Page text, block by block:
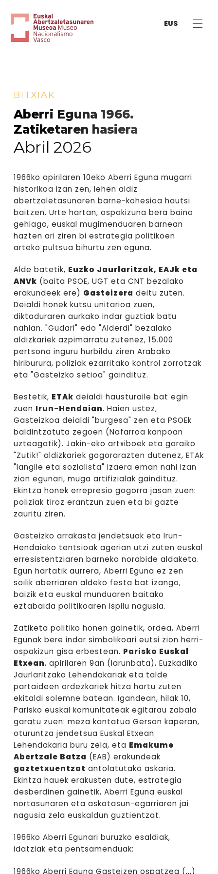
EUS
BITXIAK
Aberri Eguna 1966.
Zatiketaren hasiera
Abril 2026
1966ko apirilaren 10eko Aberri Eguna mugarri
historikoa izan zen, lehen aldiz
abertzaletasunaren barne-kohesioa hautsi
baitzen. Urte hartan, ospakizuna bera baino
gehiago, euskal mugimenduaren barnean
hazten ari ziren bi estrategia politikoen
arteko pultsua bihurtu zen eguna.
Alde batetik, Euzko Jaurlaritzak, EAJk eta
ANVk (baita PSOE, UGT eta CNT bezalako
erakundeek ere) Gasteizera deitu zuten.
Deialdi honek kutsu unitarioa zuen,
diktaduraren aurkako indar guztiak batu
nahian. "Gudari" edo "Alderdi" bezalako
aldizkariek azpimarratu zutenez, 15.000
pertsona inguru hurbildu ziren Arabako
hiriburura, poliziak ezarritako kontrol zorrotzak
eta "Gasteizko setioa" gaindituz.
Bestetik, ETAk deialdi hausturaile bat egin
zuen Irun-Hendaian. Haien ustez,
Gasteizkoa deialdi "burgesa" zen eta PSOEk
baldintzatuta zegoen (Nafarroa kanpoan
uzteagatik). Jakin-eko artxiboek eta garaiko
"Zutik!" aldizkariek gogorarazten dutenez, ETAk
"langile eta sozialista" izaera eman nahi izan
zion egunari, muga artifizialak gaindituz.
Ekintza honek errepresio gogorra jasan zuen:
poliziak tiroz erantzun zuen eta bi gazte
zauritu ziren.
Gasteizko arrakasta jendetsuak eta Irun-
Hendaiako tentsioak agerian utzi zuten euskal
erresistentziaren barneko norabide aldaketa.
Egun hartatik aurrera, Aberri Eguna ez zen
soilik aberriaren aldeko festa bat izango,
baizik eta euskal munduaren baitako
eztabaida politikoaren ispilu nagusia.
Zatiketa politiko honen gainetik, ordea, Aberri
Egunak bere indar simbolikoari eutsi zion herri-
ospakizun gisa erbestean. Parisko Euskal
Etxean, apirilaren 9an (larunbata), Euzkadiko
Jaurlaritzako Lehendakariak eta talde
partaideen ordezkariek hitza hartu zuten
ekitaldi solemne batean. Igandean, hilak 10,
Parisko euskal komunitateak egitarau zabala
garatu zuen: meza kantatua Gerson kaperan,
oturuntza jendetsua Euskal Etxean
Lehendakaria buru zela, eta Emakume
Abertzale Batza (EAB) erakundeak
gaztetxuentzat antolatutako askaria.
Ekintza hauek erakusten dute, estrategia
desberdinen gainetik, Aberri Eguna euskal
nortasunaren eta askatasun-egarriaren jai
nagusia zela euskaldun guztientzat.
1966ko Aberri Egunari buruzko esaldiak,
idatziak eta pentsamenduak:
1966ko Aberri Eguna Gasteizen ospatzea (...)